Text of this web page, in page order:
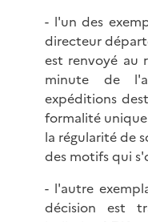
- l'un des
directeur
est renvoyé au
minute de
expéditions
formalité
la régularité de
des motifs qui
- l'autre
décision est